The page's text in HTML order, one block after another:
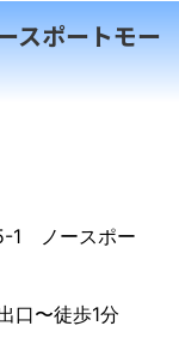
スポートモー
1 ノースポー
口〜徒歩1分